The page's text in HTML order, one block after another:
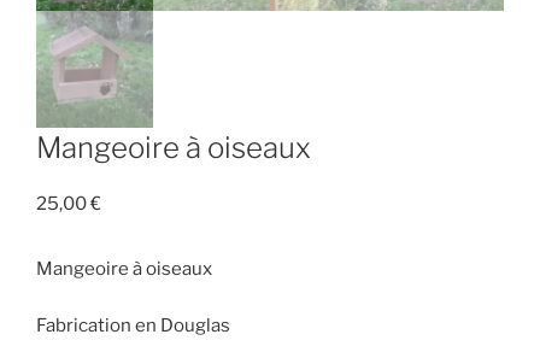
Mangeoire à oiseaux
25,00€
Mangeoire à oiseaux
Fabrication en Douglas